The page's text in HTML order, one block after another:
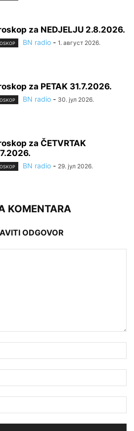
za NEDJELJU 2.8.2026.
BN radio - 1. август 2026.
za PETAK 31.7.2026.
BN radio - 30. јул 2026.
za ČETVRTAK
BN radio - 29. јул 2026.
KOMENTARA
ODGOVOR